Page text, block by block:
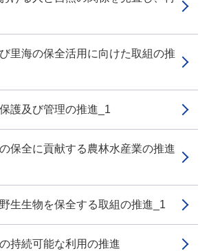
里海の保全活用に向けた取組の推
護及び管理の推進_1
保全に貢献する農林水産業の推進
生生物を保全する取組の推進_1
持続可能な利用の推進